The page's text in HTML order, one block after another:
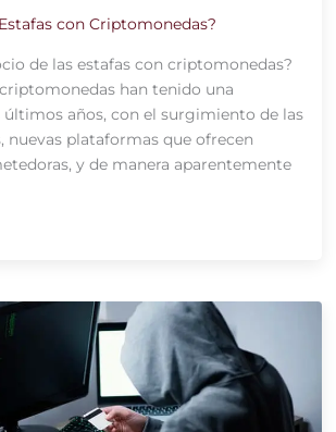
con Criptomonedas?
de las estafas con criptomonedas?
han tenido una
últimos años, con el surgimiento de las
nuevas plataformas que ofrecen
y de manera aparentemente